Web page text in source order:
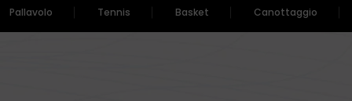
Pallavolo Tennis Basket Canottaggio